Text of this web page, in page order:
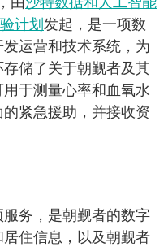
由沙特数据和人工智能
计划发起，是一项数
运营和技术系统，为
储了关于朝觐者及其
于测量心率和血氧水
紧急援助，并接收资
务，是朝觐者的数字
住信息，以及朝觐者